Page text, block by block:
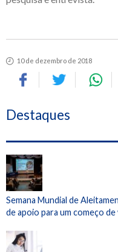
10 de dezembro de 2018
Destaques
Semana Mundial de
de apoio para um começo de